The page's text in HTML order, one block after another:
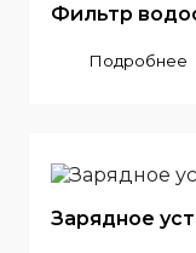
Фильтр
Подробнее
Зарядное